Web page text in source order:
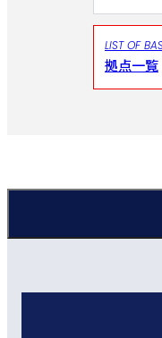
LIST OF
拠点一覧